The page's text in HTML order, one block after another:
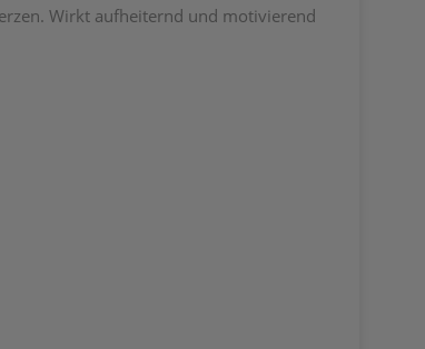
Wirkt aufheiternd und motivierend